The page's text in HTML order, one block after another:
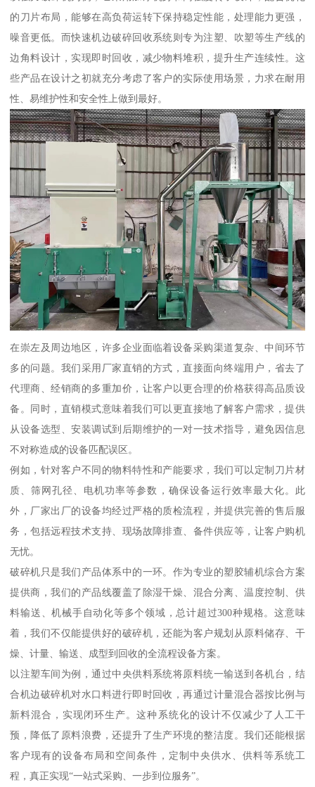
的刀片布局，能够在高负荷运转下保持稳定性能，处理能力更强，
噪音更低。而快速机边破碎回收系统则专为注塑、吹塑等生产线的
边角料设计，实现即时回收，减少物料堆积，提升生产连续性。这
些产品在设计之初就充分考虑了客户的实际使用场景，力求在耐用
性、易维护性和安全性上做到最好。
在崇左及周边地区，许多企业面临着设备采购渠道复杂、中间环节
多的问题。我们采用厂家直销的方式，直接面向终端用户，省去了
代理商、经销商的多重加价，让客户以更合理的价格获得高品质设
备。同时，直销模式意味着我们可以更直接地了解客户需求，提供
从设备选型、安装调试到后期维护的一对一技术指导，避免因信息
不对称造成的设备匹配误区。
例如，针对客户不同的物料特性和产能要求，我们可以定制刀片材
质、筛网孔径、电机功率等参数，确保设备运行效率最大化。此
外，厂家出厂的设备均经过严格的质检流程，并提供完善的售后服
务，包括远程技术支持、现场故障排查、备件供应等，让客户购机
无忧。
破碎机只是我们产品体系中的一环。作为专业的塑胶辅机综合方案
提供商，我们的产品线覆盖了除湿干燥、混合分离、温度控制、供
料输送、机械手自动化等多个领域，总计超过300种规格。这意味
着，我们不仅能提供好的破碎机，还能为客户规划从原料储存、干
燥、计量、输送、成型到回收的全流程设备方案。
以注塑车间为例，通过中央供料系统将原料统一输送到各机台，结
合机边破碎机对水口料进行即时回收，再通过计量混合器按比例与
新料混合，实现闭环生产。这种系统化的设计不仅减少了人工干
预，降低了原料浪费，还提升了生产环境的整洁度。我们还能根据
客户现有的设备布局和空间条件，定制中央供水、供料等系统工
程，真正实现“一站式采购、一步到位服务”。